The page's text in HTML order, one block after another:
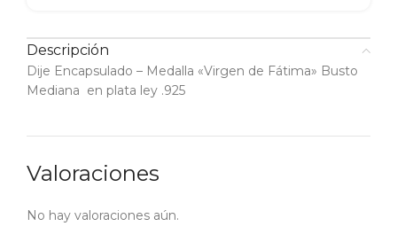
Descripción
Dije Encapsulado – Medalla «Virgen de Fátima» Busto
Mediana en plata ley .925
Valoraciones
No hay valoraciones aún.